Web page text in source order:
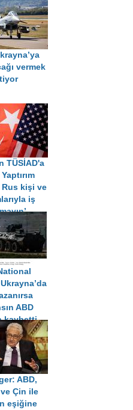
vermek
TÜSİAD'a
Rus kişi ve
iş
ABD
kaybetti
ABD,
Çin ile
eşiğine